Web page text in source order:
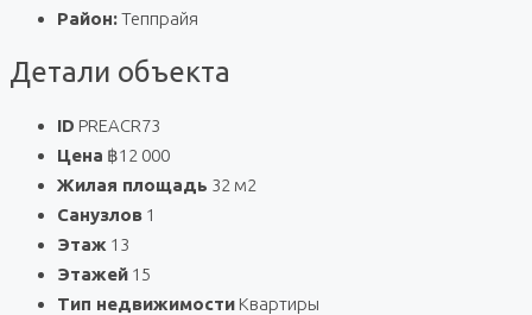
Район:Теппрайя
Детали объекта
ID PREACR73
Цена ฿12 000
Жилая площадь 32 м2
Санузлов 1
Этаж 13
Этажей 15
Тип недвижимости Квартиры